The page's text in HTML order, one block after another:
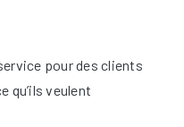
pour des clients
qu’ils veulent